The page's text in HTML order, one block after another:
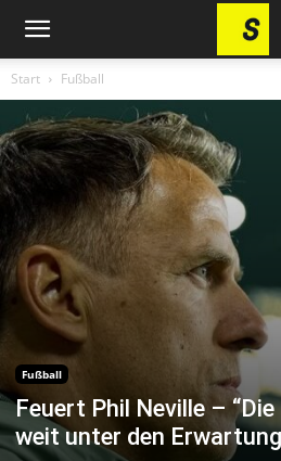
Start Fußball
Fußball
Feuert Phil Neville –
weit unter den